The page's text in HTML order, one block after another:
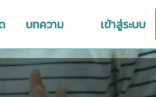
บทความ เข้าสู่ระบบ